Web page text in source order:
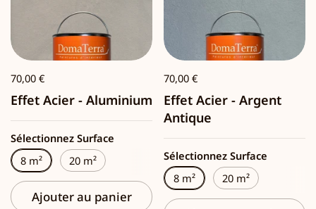
70,00 €
Effet Acier - Aluminium
Sélectionnez Surface
8 m²
20 m²
Ajouter au panier
70,00 €
Effet Acier - Argent
Antique
Sélectionnez Surface
8 m²
20 m²